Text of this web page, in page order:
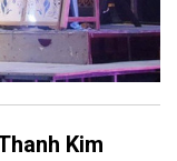
Kim